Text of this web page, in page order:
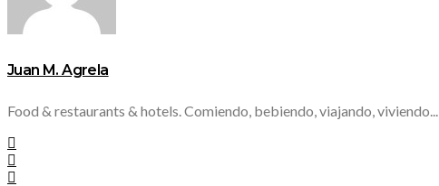
Juan M. Agrela
Food & restaurants & hotels. Comiendo, bebiendo, viajando, viviendo...